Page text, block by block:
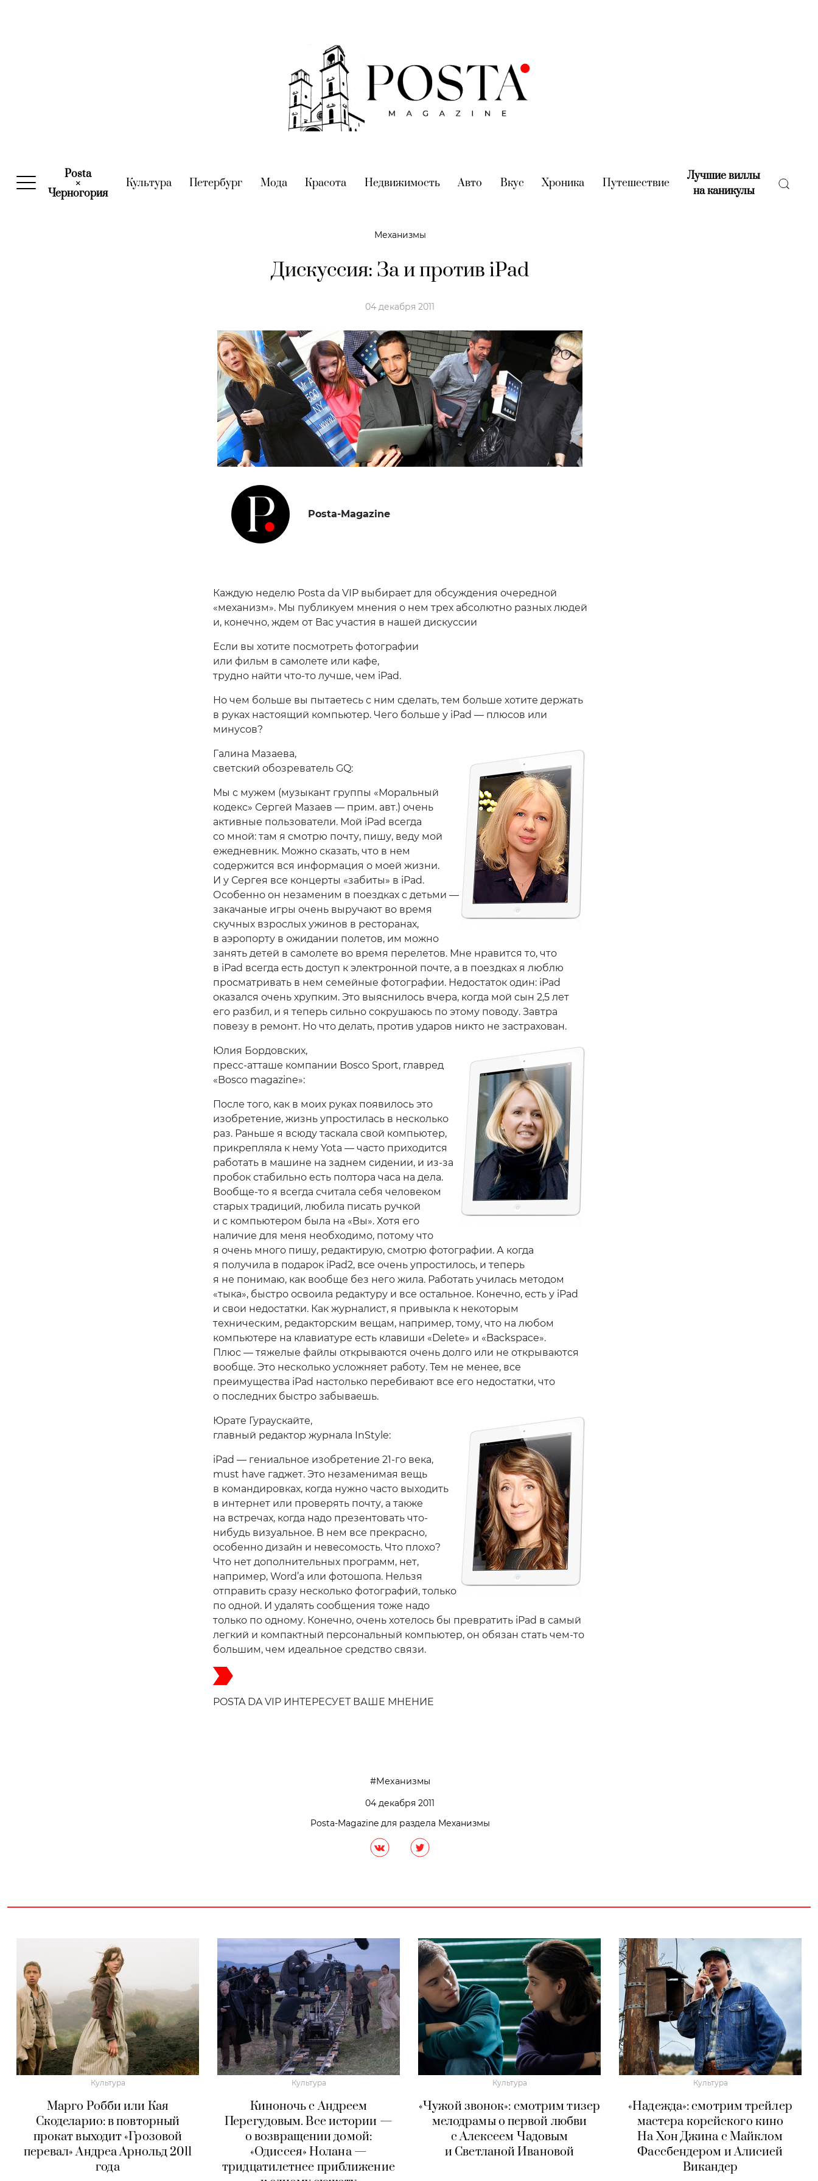
Posta
×
Черногория(current)
Культура(current)
Петербург (current)
Мода(current)
Красота (current)
Недвижимость(current)
Авто (current)
Вкус (current)
Хроника (current)
Путешествие(current)
Лучшие виллы
на каникулы(current)
Механизмы
Дискуссия: За и против iPad
04 декабря 2011
Posta-Magazine
Каждую неделю Posta da VIP выбирает для обсуждения очередной
«механизм». Мы публикуем мнения о нем трех абсолютно разных людей
и, конечно, ждем от Вас участия в нашей дискуссии
Если вы хотите посмотреть фотографии
или фильм в самолете или кафе,
трудно найти что-то лучше, чем iPad.
Но чем больше вы пытаетесь с ним сделать, тем больше хотите держать
в руках настоящий компьютер. Чего больше у iPad — плюсов или
минусов?
Галина Мазаева,
светский обозреватель GQ:
Мы с мужем (музыкант группы «Моральный
кодекс» Сергей Мазаев — прим. авт.) очень
активные пользователи. Мой iPad всегда
со мной: там я смотрю почту, пишу, веду мой
ежедневник. Можно сказать, что в нем
содержится вся информация о моей жизни.
И у Сергея все концерты «забиты» в iPad.
Особенно он незаменим в поездках с детьми —
закачаные игры очень выручают во время
скучных взрослых ужинов в ресторанах,
в аэропорту в ожидании полетов, им можно
занять детей в самолете во время перелетов. Мне нравится то, что
в iPad всегда есть доступ к электронной почте, а в поездках я люблю
просматривать в нем семейные фотографии. Недостаток один: iPad
оказался очень хрупким. Это выяснилось вчера, когда мой сын 2,5 лет
его разбил, и я теперь сильно сокрушаюсь по этому поводу. Завтра
повезу в ремонт. Но что делать, против ударов никто не застрахован.
Юлия Бордовских,
пресс-атташе компании Bosco Sport, главред
«Bosco magazine»:
После того, как в моих руках появилось это
изобретение, жизнь упростилась в несколько
раз. Раньше я всюду таскала свой компьютер,
прикрепляла к нему Yota — часто приходится
работать в машине на заднем сидении, и из-за
пробок стабильно есть полтора часа на дела.
Вообще-то я всегда считала себя человеком
старых традиций, любила писать ручкой
и с компьютером была на «Вы». Хотя его
наличие для меня необходимо, потому что
я очень много пишу, редактирую, смотрю фотографии. А когда
я получила в подарок iPad2, все очень упростилось, и теперь
я не понимаю, как вообще без него жила. Работать училась методом
«тыка», быстро освоила редактуру и все остальное. Конечно, есть у iPad
и свои недостатки. Как журналист, я привыкла к некоторым
техническим, редакторским вещам, например, тому, что на любом
компьютере на клавиатуре есть клавиши «Delete» и «Backspace».
Плюс — тяжелые файлы открываются очень долго или не открываются
вообще. Это несколько усложняет работу. Тем не менее, все
преимущества iPad настолько перебивают все его недостатки, что
о последних быстро забываешь.
Юрате Гураускайте,
главный редактор журнала InStyle:
iPad — гениальное изобретение 21-го века,
must have гаджет. Это незаменимая вещь
в командировках, когда нужно часто выходить
в интернет или проверять почту, а также
на встречах, когда надо презентовать что-
нибудь визуальное. В нем все прекрасно,
особенно дизайн и невесомость. Что плохо?
Что нет дополнительных программ, нет,
например, Word’а или фотошопа. Нельзя
отправить сразу несколько фотографий, только
по одной. И удалять сообщения тоже надо
только по одному. Конечно, очень хотелось бы превратить iPad в самый
легкий и компактный персональный компьютер, он обязан стать чем-то
большим, чем идеальное средство связи.
POSTA DA VIP ИНТЕРЕСУЕТ ВАШЕ МНЕНИЕ
Механизмы
04 декабря 2011
Posta-Magazine для раздела Механизмы
Культура
Марго Робби или Кая
Скоделарио: в повторный
прокат выходит «Грозовой
перевал» Андреа Арнольд 2011
года
Культура
Киноночь с Андреем
Перегудовым. Все истории —
о возвращении домой:
«Одиссея» Нолана —
тридцатилетнее приближение
Культура
«Чужой звонок»: смотрим тизер
мелодрамы о первой любви
с Алексеем Чадовым
и Светланой Ивановой
Культура
«Надежда»: смотрим трейлер
мастера корейского кино
На Хон Джина с Майклом
Фассбендером и Алисией
Викандер